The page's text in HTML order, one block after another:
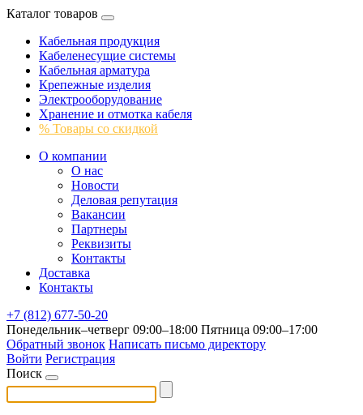
Каталог товаров
Кабельная продукция
Кабеленесущие системы
Кабельная арматура
Крепежные изделия
Электрооборудование
Хранение и отмотка кабеля
% Товары со скидкой
О компании
О нас
Новости
Деловая репутация
Вакансии
Партнеры
Реквизиты
Контакты
Доставка
Контакты
+7 (812) 677-50-20
Понедельник–четверг 09:00–18:00 Пятница 09:00–17:00
Обратный звонок Написать письмо директору
Войти Регистрация
Поиск